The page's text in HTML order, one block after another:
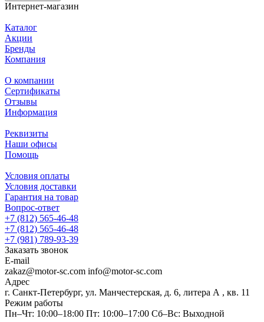
Интернет-магазин
Каталог
Акции
Бренды
Компания
О компании
Сертификаты
Отзывы
Информация
Реквизиты
Наши офисы
Помощь
Условия оплаты
Условия доставки
Гарантия на товар
Вопрос-ответ
+7 (812) 565-46-48
+7 (812) 565-46-48
+7 (981) 789-93-39
Заказать звонок
E-mail
zakaz@motor-sc.com info@motor-sc.com
Адрес
г. Санкт-Петербург, ул. Манчестерская, д. 6, литера А , кв. 11
Режим работы
Пн–Чт: 10:00–18:00 Пт: 10:00–17:00 Сб–Вс: Выходной